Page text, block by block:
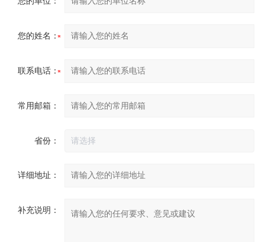
您的姓名：
联系电话：
常用邮箱：
省份：
详细地址：
补充说明：